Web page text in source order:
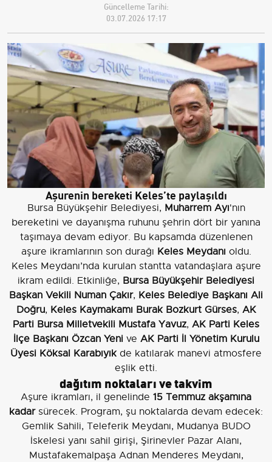
Güncelleme Tarihi:
03.07.2026 17:17
Aşurenin bereketi Keles’te paylaşıldı
Bursa Büyükşehir Belediyesi, Muharrem Ayı'nın
bereketini ve dayanışma ruhunu şehrin dört bir yanına
taşımaya devam ediyor. Bu kapsamda düzenlenen
aşure ikramlarının son durağı Keles Meydanı oldu.
Keles Meydanı’nda kurulan stantta vatandaşlara aşure
ikram edildi. Etkinliğe, Bursa Büyükşehir Belediyesi
Başkan Vekili Numan Çakır, Keles Belediye Başkanı Ali
Doğru, Keles Kaymakamı Burak Bozkurt Gürses, AK
Parti Bursa Milletvekili Mustafa Yavuz, AK Parti Keles
İlçe Başkanı Özcan Yenive AK Parti İl Yönetim Kurulu
Üyesi Köksal Karabıyıkde katılarak manevi atmosfere
eşlik etti.
dağıtım noktaları ve takvim
Aşure ikramları, il genelinde 15 Temmuz akşamına
kadarsürecek. Program, şu noktalarda devam edecek:
Gemlik Sahili, Teleferik Meydanı, Mudanya BUDO
İskelesi yanı sahil girişi, Şirinevler Pazar Alanı,
Mustafakemalpaşa Adnan Menderes Meydanı,